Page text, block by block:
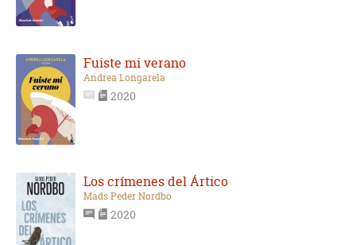
Fuiste mi verano
Andrea Longarela
2020
Los crímenes del Ártico
Mads Peder Nordbo
2020